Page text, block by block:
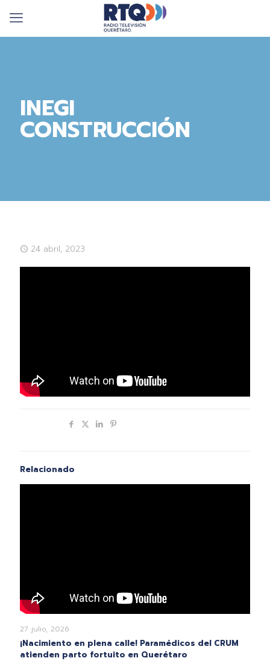
INEGI
CONSTRUCCIÓN
24 abril, 2023
Relacionado
27 julio, 2026
¡Nacimiento en plena calle! Paramédicos del CRUM
atienden parto fortuito en Querétaro